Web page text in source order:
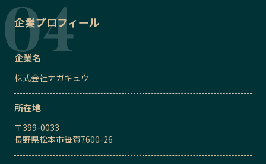
企業プロフィール
企業名
株式会社ナガキュウ
所在地
〒399-0033
長野県松本市笹賀7600-26